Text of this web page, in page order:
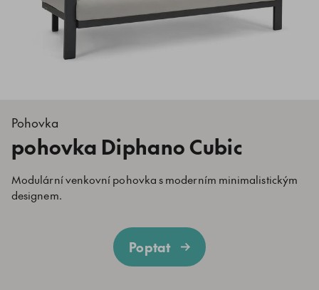
Pohovka
pohovka Diphano Cubic
Modulární venkovní pohovka s moderním minimalistickým
designem.
Poptat